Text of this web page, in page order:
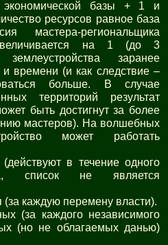
экономической базы + 1 и
ресурсов равное база
региональщика
на 1 (до 3
заранее
и времени (и как следствие –
больше. В случае
территорий результат
быть достигнут за более
мастеров). На волшебных
может работать
(действуют в течение одного
список не является
(за каждую перемену власти).
(за каждого независимого
(но не облагаемых данью)